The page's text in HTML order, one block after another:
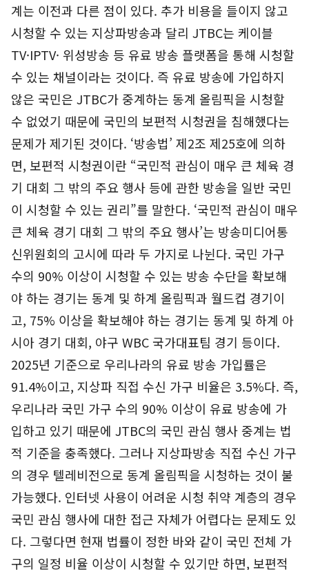
계는 이전과 다른 점이 있다. 추가 비용을 들이지 않고
시청할 수 있는 지상파방송과 달리 JTBC는 케이블
TV·IPTV· 위성방송 등 유료 방송 플랫폼을 통해 시청할
수 있는 채널이라는 것이다. 즉 유료 방송에 가입하지
않은 국민은 JTBC가 중계하는 동계 올림픽을 시청할
수 없었기 때문에 국민의 보편적 시청권을 침해했다는
문제가 제기된 것이다. ‘방송법’ 제2조 제25호에 의하
면, 보편적 시청권이란 “국민적 관심이 매우 큰 체육 경
기 대회 그 밖의 주요 행사 등에 관한 방송을 일반 국민
이 시청할 수 있는 권리”를 말한다. ‘국민적 관심이 매우
큰 체육 경기 대회 그 밖의 주요 행사’는 방송미디어통
신위원회의 고시에 따라 두 가지로 나뉜다. 국민 가구
수의 90% 이상이 시청할 수 있는 방송 수단을 확보해
야 하는 경기는 동계 및 하계 올림픽과 월드컵 경기이
고, 75% 이상을 확보해야 하는 경기는 동계 및 하계 아
시아 경기 대회, 야구 WBC 국가대표팀 경기 등이다.
2025년 기준으로 우리나라의 유료 방송 가입률은
91.4%이고, 지상파 직접 수신 가구 비율은 3.5%다. 즉,
우리나라 국민 가구 수의 90% 이상이 유료 방송에 가
입하고 있기 때문에 JTBC의 국민 관심 행사 중계는 법
적 기준을 충족했다. 그러나 지상파방송 직접 수신 가구
의 경우 텔레비전으로 동계 올림픽을 시청하는 것이 불
가능했다. 인터넷 사용이 어려운 시청 취약 계층의 경우
국민 관심 행사에 대한 접근 자체가 어렵다는 문제도 있
다. 그렇다면 현재 법률이 정한 바와 같이 국민 전체 가
구의 일정 비율 이상이 시청할 수 있기만 하면, 보편적